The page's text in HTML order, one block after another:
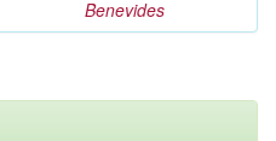
Benevides